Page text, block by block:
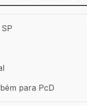
Osasco - SP
Estágio
Presencial
para PcD
para PcD